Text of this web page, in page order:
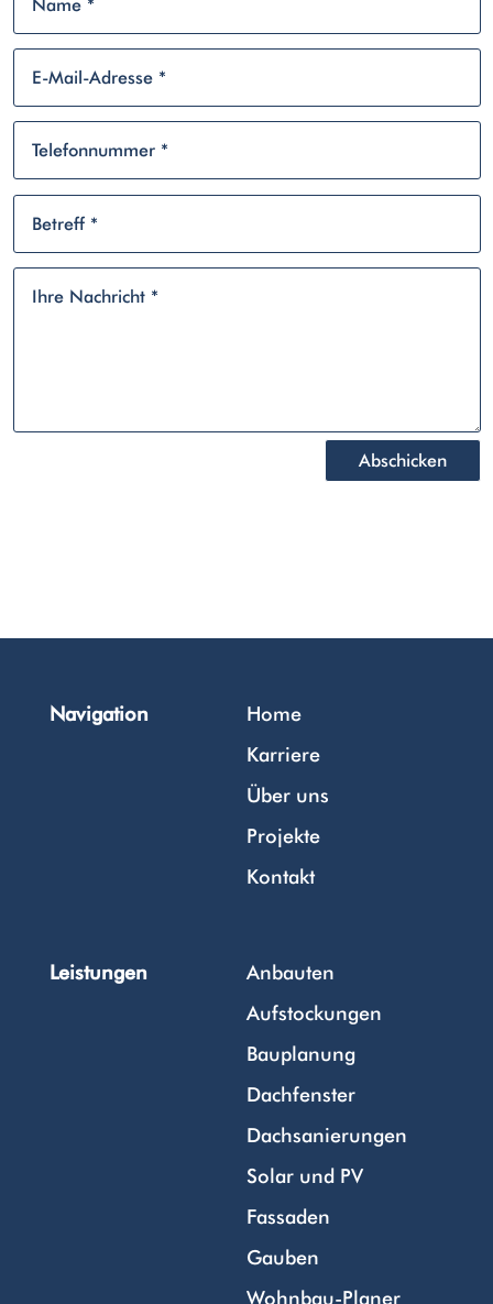
Abschicken
Navigation
Home
Karriere
Über uns
Projekte
Kontakt
Leistungen
Anbauten
Aufstockungen
Bauplanung
Dachfenster
Dachsanierungen
Solar und PV
Fassaden
Gauben
Wohnbau-Planer